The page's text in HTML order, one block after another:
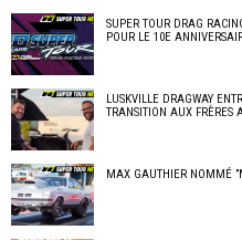
SUPER TOUR DRAG
POUR LE 10E
LUSKVILLE DRAGWAY
TRANSITION AUX FRÈRES
MAX GAUTHIER NOMMÉ